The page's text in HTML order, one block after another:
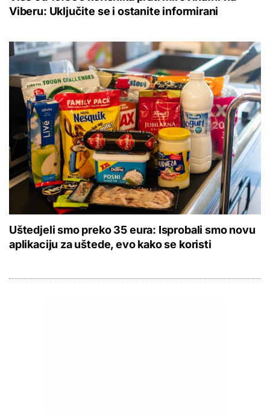
Viberu: Uključite se i ostanite informirani
Uštedjeli smo preko 35 eura: Isprobali smo novu
aplikaciju za uštede, evo kako se koristi